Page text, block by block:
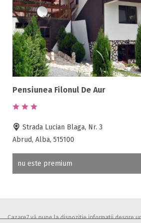
Terasa
Teren de sport
Transport auto
Pensiunea Filonul De Aur
Strada Lucian Blaga, Nr. 3
Abrud, Alba, 515100
nu este premium
Cazare7 vă pune la dispozitie informatii despre